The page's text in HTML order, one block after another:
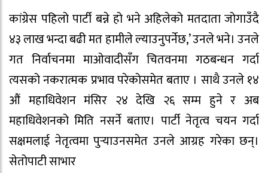
कांग्रेस पहिलो पार्टी बन्ने हो भने अहिलेको मतदाता जोगाउँदै
४३ लाख भन्दा बढी मत हामीले ल्याउनुपर्नेछ,’ उनले भने। उनले
गत निर्वाचनमा माओवादीसँग चितवनमा गठबन्धन गर्दा
त्यसको नकरात्मक प्रभाव परेकोसमेत बताए । साथै उनले १४
औं महाधिवेशन मंसिर २४ देखि २६ सम्म हुने र अब
महाधिवेशनको मिति नसर्ने बताए। पार्टी नेतृत्व चयन गर्दा
सक्षमलाई नेतृत्वमा पुर्‍याउनसमेत उनले आग्रह गरेका छन्।
सेतोपाटी साभार